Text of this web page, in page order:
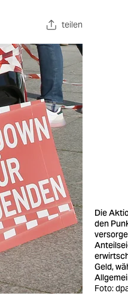
teilen
Die
den
Geld,
Foto: